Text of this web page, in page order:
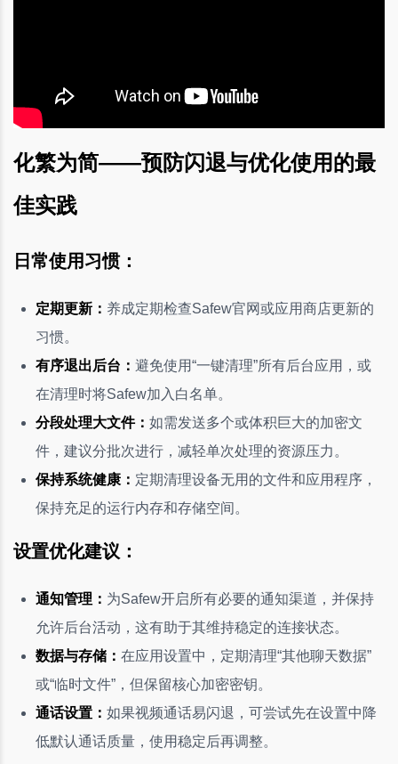
化繁为简——预防闪退与优化使用的最
佳实践
日常使用习惯：
定期更新： 养成定期检查Safew官网或应用商店更新的
习惯。
有序退出后台： 避免使用“一键清理”所有后台应用，或
在清理时将Safew加入白名单。
分段处理大文件： 如需发送多个或体积巨大的加密文
件，建议分批次进行，减轻单次处理的资源压力。
保持系统健康： 定期清理设备无用的文件和应用程序，
保持充足的运行内存和存储空间。
设置优化建议：
通知管理： 为Safew开启所有必要的通知渠道，并保持
允许后台活动，这有助于其维持稳定的连接状态。
数据与存储： 在应用设置中，定期清理“其他聊天数据”
或“临时文件”，但保留核心加密密钥。
通话设置： 如果视频通话易闪退，可尝试先在设置中降
低默认通话质量，使用稳定后再调整。